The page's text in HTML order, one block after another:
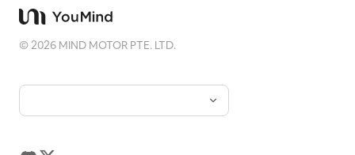
©2026 MIND MOTOR PTE. LTD.